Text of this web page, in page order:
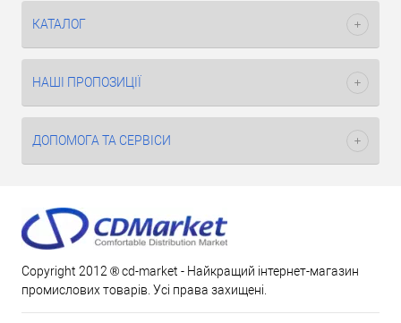
КАТАЛОГ
НАШІ ПРОПОЗИЦІЇ
ДОПОМОГА ТА СЕРВІСИ
Copyright 2012 ® cd-market - Найкращий інтернет-магазин
промислових товарів. Усі права захищені.